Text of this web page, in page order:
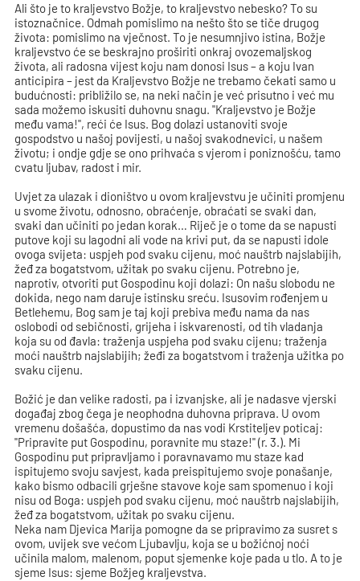
Ali što je to kraljevstvo Božje, to kraljevstvo nebesko? To su
istoznačnice. Odmah pomislimo na nešto što se tiče drugog
života: pomislimo na vječnost. To je nesumnjivo istina, Božje
kraljevstvo će se beskrajno proširiti onkraj ovozemaljskog
života, ali radosna vijest koju nam donosi Isus – a koju Ivan
anticipira – jest da Kraljevstvo Božje ne trebamo čekati samo u
budućnosti: približilo se, na neki način je već prisutno i već mu
sada možemo iskusiti duhovnu snagu. "Kraljevstvo je Božje
među vama!", reći će Isus. Bog dolazi ustanoviti svoje
gospodstvo u našoj povijesti, u našoj svakodnevici, u našem
životu; i ondje gdje se ono prihvaća s vjerom i poniznošću, tamo
cvatu ljubav, radost i mir.
Uvjet za ulazak i dioništvo u ovom kraljevstvu je učiniti promjenu
u svome životu, odnosno, obraćenje, obraćati se svaki dan,
svaki dan učiniti po jedan korak… Riječ je o tome da se napusti
putove koji su lagodni ali vode na krivi put, da se napusti idole
ovoga svijeta: uspjeh pod svaku cijenu, moć nauštrb najslabijih,
žeđ za bogatstvom, užitak po svaku cijenu. Potrebno je,
naprotiv, otvoriti put Gospodinu koji dolazi: On našu slobodu ne
dokida, nego nam daruje istinsku sreću. Isusovim rođenjem u
Betlehemu, Bog sam je taj koji prebiva među nama da nas
oslobodi od sebičnosti, grijeha i iskvarenosti, od tih vladanja
koja su od đavla: traženja uspjeha pod svaku cijenu; traženja
moći nauštrb najslabijih; žeđi za bogatstvom i traženja užitka po
svaku cijenu.
Božić je dan velike radosti, pa i izvanjske, ali je nadasve vjerski
događaj zbog čega je neophodna duhovna priprava. U ovom
vremenu došašća, dopustimo da nas vodi Krstiteljev poticaj:
"Pripravite put Gospodinu, poravnite mu staze!" (r. 3.). Mi
Gospodinu put pripravljamo i poravnavamo mu staze kad
ispitujemo svoju savjest, kada preispitujemo svoje ponašanje,
kako bismo odbacili grješne stavove koje sam spomenuo i koji
nisu od Boga: uspjeh pod svaku cijenu, moć nauštrb najslabijih,
žeđ za bogatstvom, užitak po svaku cijenu.
Neka nam Djevica Marija pomogne da se pripravimo za susret s
ovom, uvijek sve većom Ljubavlju, koja se u božićnoj noći
učinila malom, malenom, poput sjemenke koje pada u tlo. A to je
sjeme Isus: sjeme Božjeg kraljevstva.